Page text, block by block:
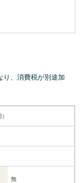
、消費税が別途加
無